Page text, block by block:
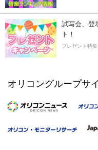
試写会、登
ト！
プレゼント特集
オリコングループサ